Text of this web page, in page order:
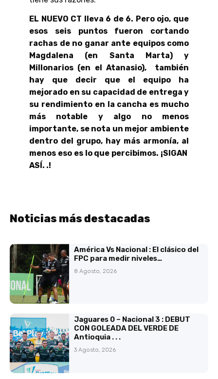
EL NUEVO CT lleva 6 de 6. Pero ojo, que
esos seis puntos fueron cortando
rachas de no ganar ante equipos como
Magdalena (en Santa Marta) y
Millonarios (en el Atanasio), también
hay que decir que el equipo ha
mejorado en su capacidad de entrega y
su rendimiento en la cancha es mucho
más notable y algo no menos
importante, se nota un mejor ambiente
dentro del grupo, hay más armonía, al
menos eso es lo que percibimos. ¡SIGAN
ASÍ. .!
Noticias más destacadas
América Vs Nacional : El clásico del
FPC para medir niveles…
8 Agosto, 2026
Jaguares 0 – Nacional 3 : DEBUT
CON GOLEADA DEL VERDE DE
Antioquia . . .
3 Agosto, 2026